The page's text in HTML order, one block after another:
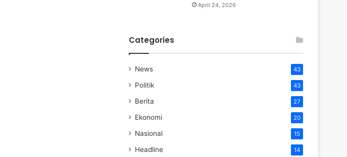
April 24, 2026
Categories
News 43
Politik 43
Berita 27
Ekonomi 20
Nasional 15
Headline 14